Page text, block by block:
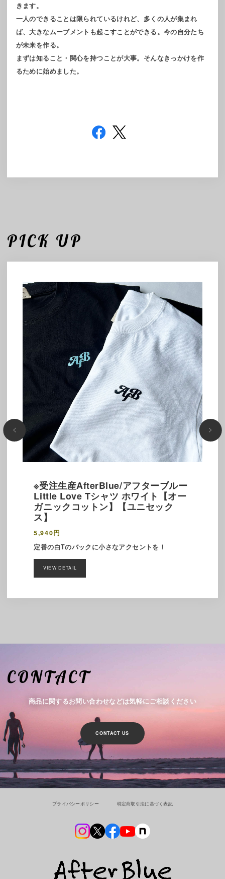
きます。
一人のできることは限られているけれど、多くの人が集まれ
ば、大きなムーブメントも起こすことができる。今の自分たち
が未来を作る。
まずは知ること・関心を持つことが大事。そんなきっかけを作
るために始めました。
PICK UP
※受注生産AfterBlue/アフターブルー
Little Love Tシャツ ホワイト【オー
ガニックコットン】【ユニセック
ス】
5,940円
定番の白Tのバックに小さなアクセントを！
VIEW DETAIL
CONTACT
商品に関するお問い合わせなどは気軽にご相談ください
CONTACT US
プライバシーポリシー 特定商取引法に基づく表記